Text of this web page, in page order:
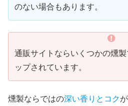
のない場合もあります。
通販サイトならいくつかの燻
ップされています。
燻製ならではの深い香りとコク